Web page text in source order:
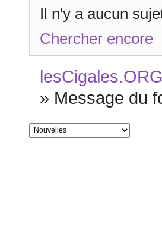
Il n'y a aucun
Chercher encore
» Message du